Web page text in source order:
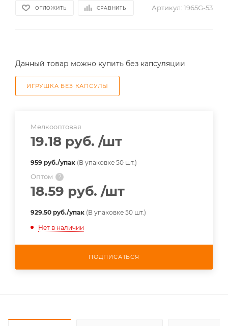
ОТЛОЖИТЬ СРАВНИТЬ Артикул: 1965G-53
Данный товар можно купить без капсуляции
ИГРУШКА БЕЗ КАПСУЛЫ
Мелкооптовая
19.18 руб. /шт
959 руб./упак (В упаковке 50 шт.)
Оптом ?
18.59 руб. /шт
929.50 руб./упак (В упаковке 50 шт.)
Нет в наличии
ПОДПИСАТЬСЯ